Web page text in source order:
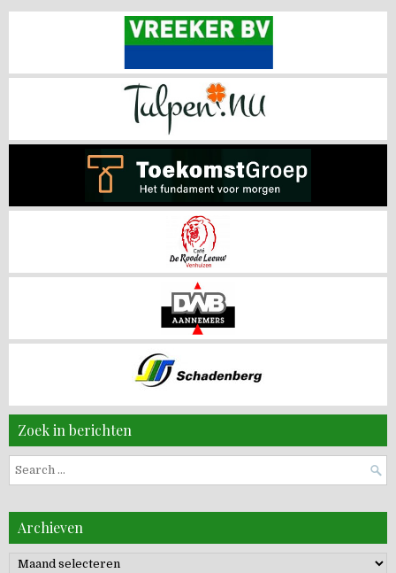
Zoek in berichten
Search
for:
Archieven
Archieven